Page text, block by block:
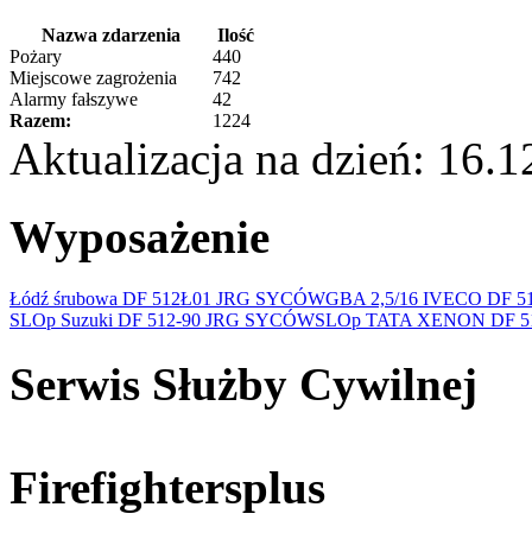
Nazwa zdarzenia
Ilość
Pożary
440
Miejscowe zagrożenia
742
Alarmy fałszywe
42
Razem:
1224
Aktualizacja na dzień:
Wyposażenie
Łódź śrubowa DF 512Ł01 JRG SYCÓWGBA 2,5/16 IVECO DF
SLOp Suzuki DF 512-90 JRG SYCÓWSLOp TATA XENON DF
Serwis Służby Cywilnej
Firefightersplus